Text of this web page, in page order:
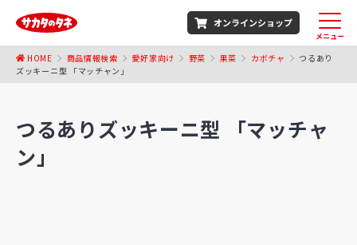
オンラインショップ
メニュー
HOME 商品情報検索 愛好家向け 野菜 果菜 カボチャ
つるあり
ズッキーニ型 「マッチャン」
つるありズッキーニ型 「マッチャ
ン」